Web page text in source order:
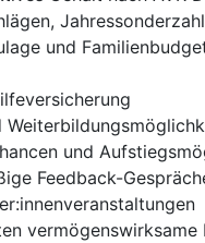
und
und
Feedback-
vermögenswirksame